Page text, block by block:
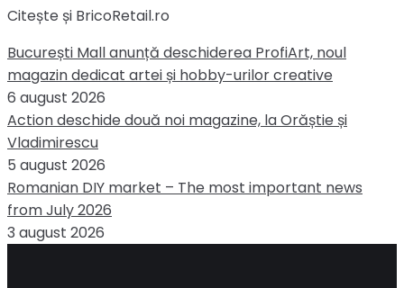
Citește și BricoRetail.ro
București Mall anunță deschiderea ProfiArt, noul
magazin dedicat artei și hobby-urilor creative
6 august 2026
Action deschide două noi magazine, la Orăștie și
Vladimirescu
5 august 2026
Romanian DIY market – The most important news
from July 2026
3 august 2026